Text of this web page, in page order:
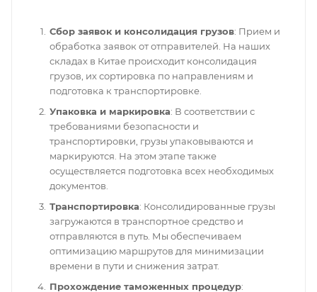
Сбор заявок и консолидация грузов: Прием и
обработка заявок от отправителей. На наших
складах в Китае происходит консолидация
грузов, их сортировка по направлениям и
подготовка к транспортировке.
Упаковка и маркировка: В соответствии с
требованиями безопасности и
транспортировки, грузы упаковываются и
маркируются. На этом этапе также
осуществляется подготовка всех необходимых
документов.
Транспортировка: Консолидированные грузы
загружаются в транспортное средство и
отправляются в путь. Мы обеспечиваем
оптимизацию маршрутов для минимизации
времени в пути и снижения затрат.
Прохождение таможенных процедур: